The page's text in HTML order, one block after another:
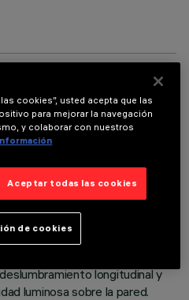
2026
para lámparas LED,
de las paredes. El sistema
emisión homogénea y eficaz
cerca del techo. El marco
longitudinal y
luminosa sobre la pared.
cookies”, usted acepta que las
para mejorar la navegación
y colaborar con nuestros
Aceptar todas las cookies
de cookies